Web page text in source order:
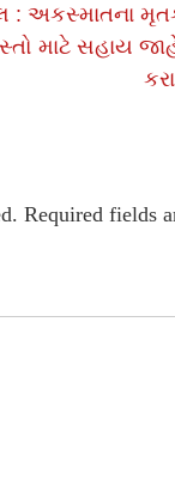
: અકસ્માતના
માટે સહાય
Required fields